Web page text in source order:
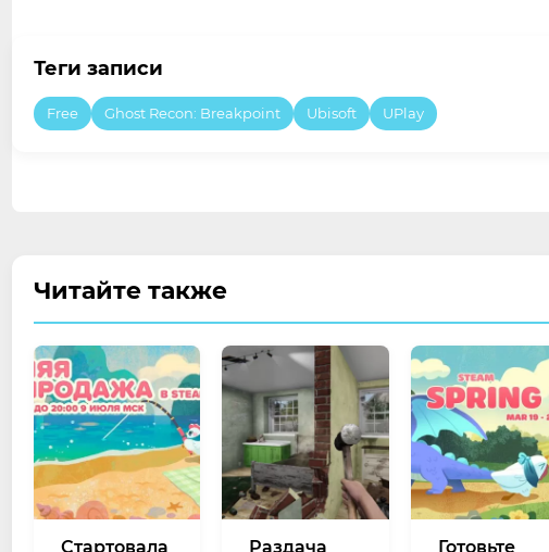
Теги записи
Free Ghost Recon: Breakpoint Ubisoft UPlay
Читайте также
Стартовала Раздача Готовьте